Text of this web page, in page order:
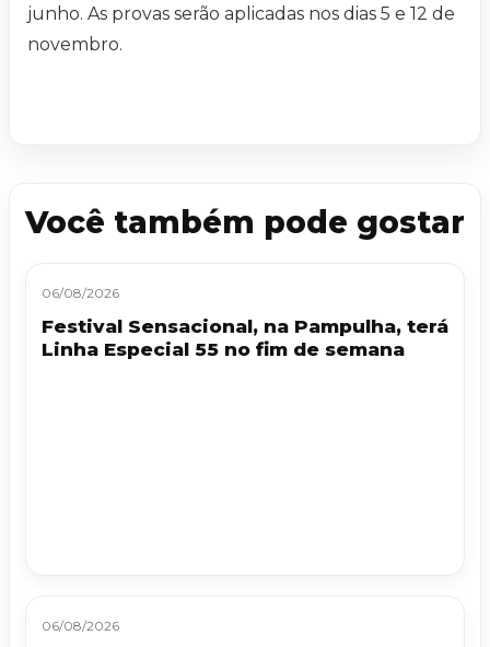
junho. As provas serão aplicadas nos dias 5 e 12 de
novembro.
Você também pode gostar
06/08/2026
Festival Sensacional, na Pampulha, terá
Linha Especial 55 no fim de semana
06/08/2026